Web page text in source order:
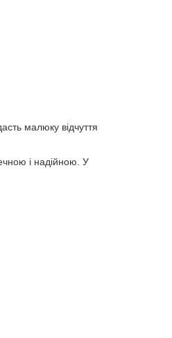
малюку відчуття
і надійною. У